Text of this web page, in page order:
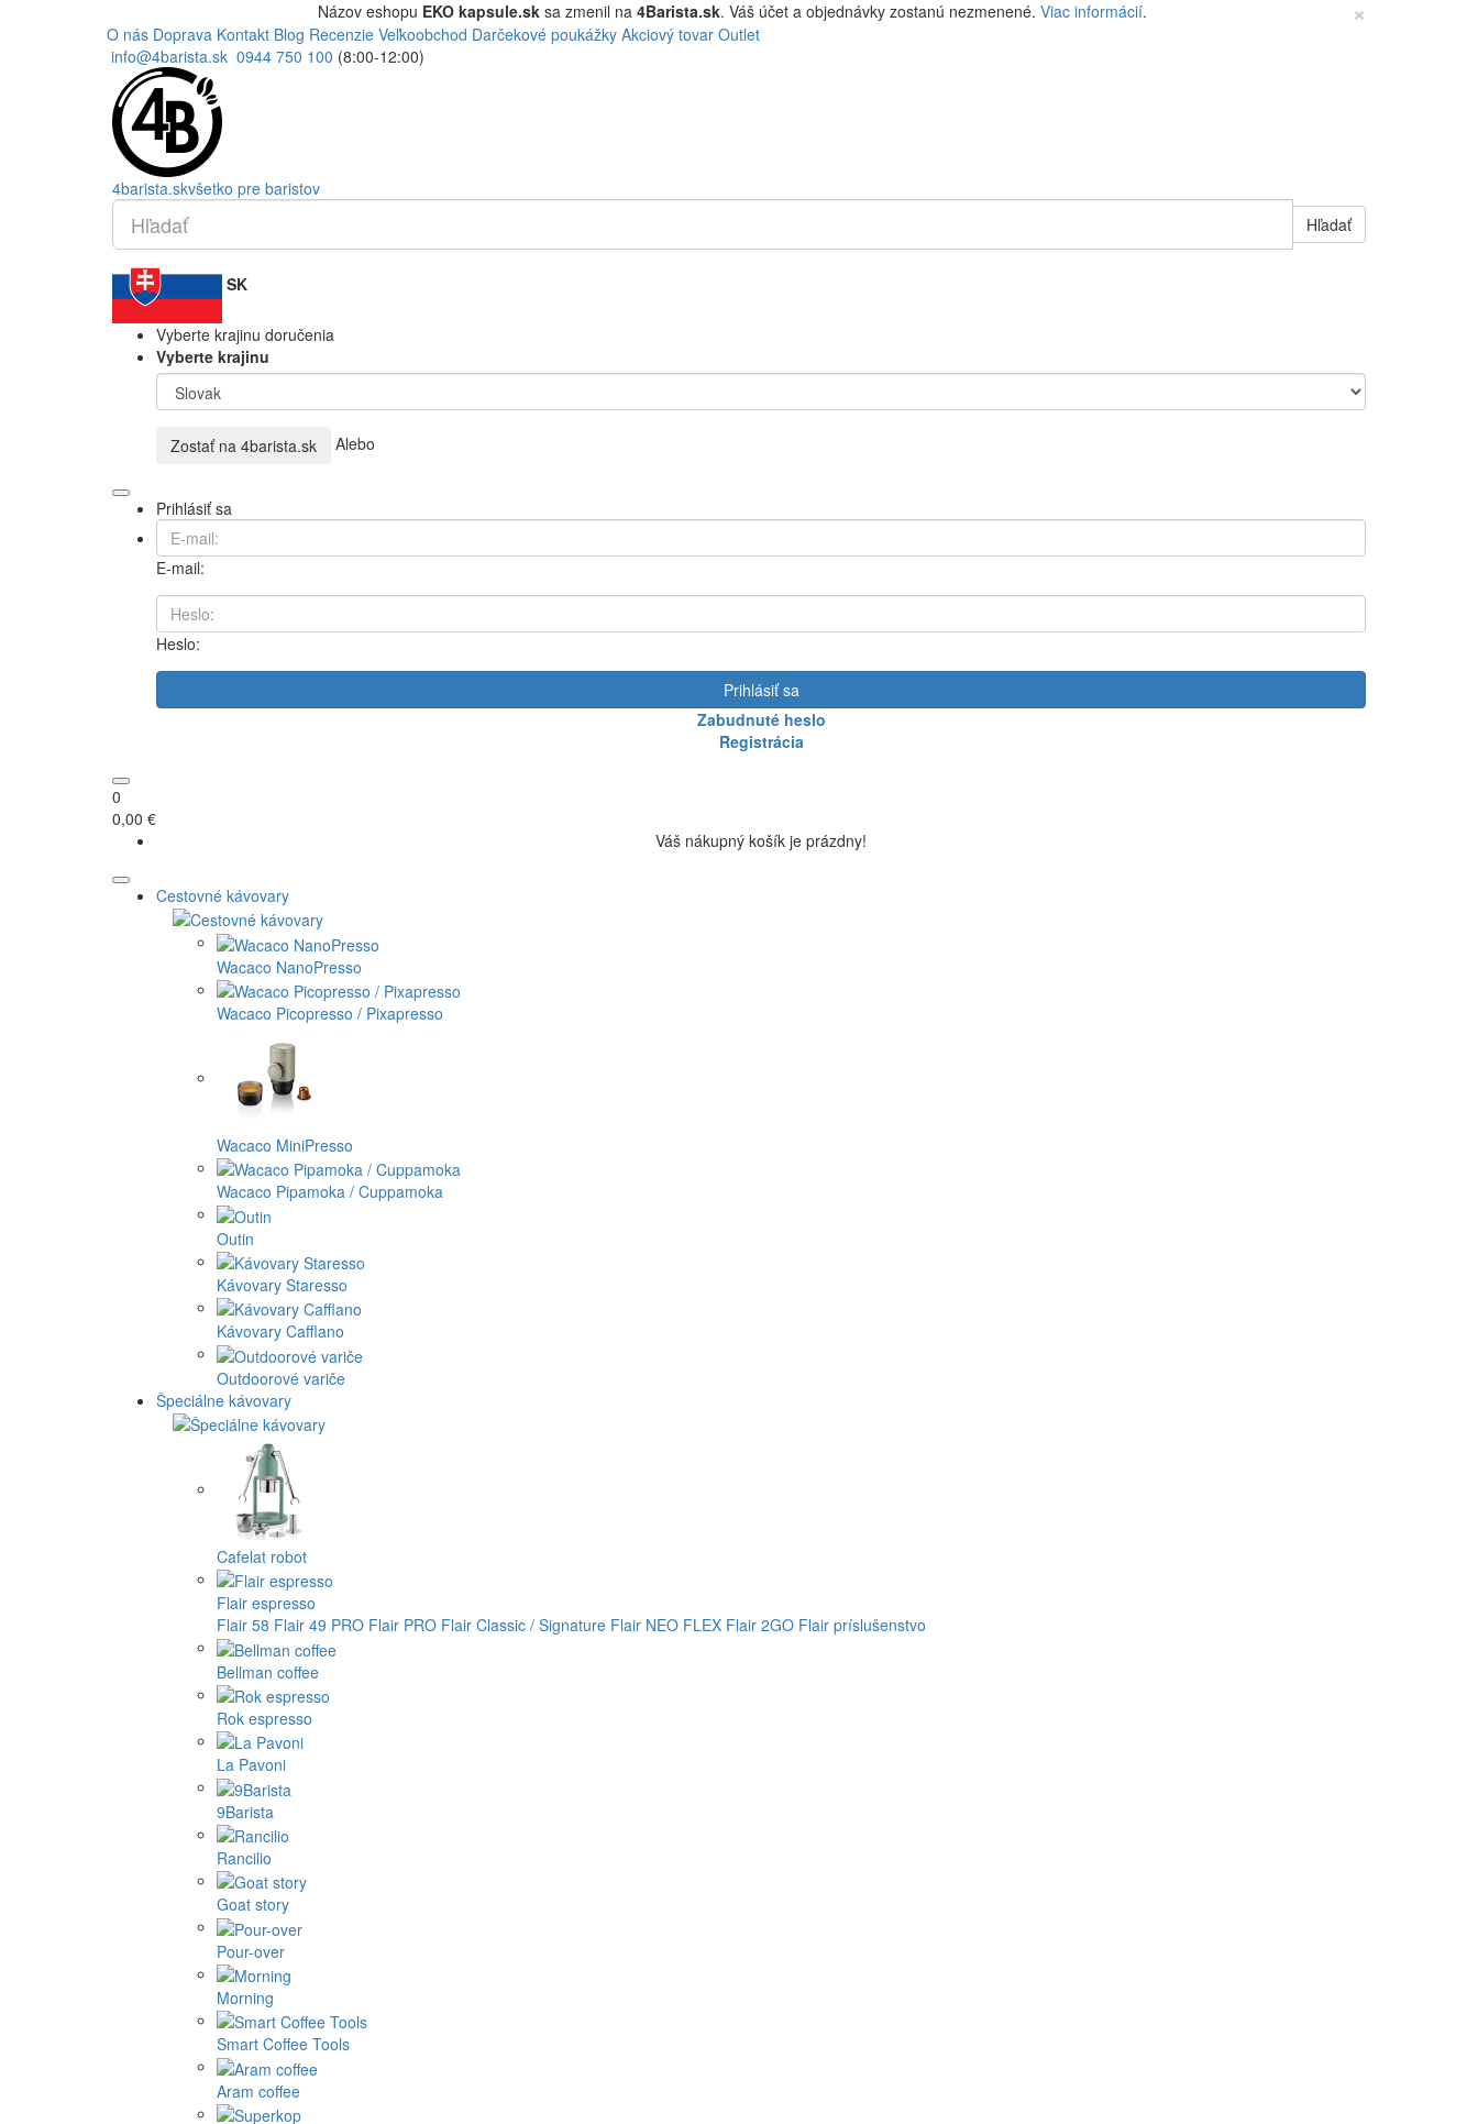
Názov eshopu EKO kapsule.sk sa zmenil na 4Barista.sk. Váš účet a objednávky zostanú nezmenené. Viac informácií. ×
O nás Doprava Kontakt Blog Recenzie Veľkoobchod Darčekové poukážky Akciový tovar Outlet
info@4barista.sk 0944 750 100 (8:00-12:00)
4barista.skvšetko pre baristov
Hľadať
SK
Vyberte krajinu doručenia
Vyberte krajinu
Zostať na 4barista.sk Alebo
Prihlásiť sa
E-mail:
Heslo:
Prihlásiť sa
Zabudnuté heslo
Registrácia
0
0,00 €
Váš nákupný košík je prázdny!
Cestovné kávovary
Wacaco NanoPresso
Wacaco Picopresso / Pixapresso
Wacaco MiniPresso
Wacaco Pipamoka / Cuppamoka
Outin
Kávovary Staresso
Kávovary Cafflano
Outdoorové variče
Špeciálne kávovary
Cafelat robot
Flair espresso
Flair 58 Flair 49 PRO Flair PRO Flair Classic / Signature Flair NEO FLEX Flair 2GO Flair príslušenstvo
Bellman coffee
Rok espresso
La Pavoni
9Barista
Rancilio
Goat story
Pour-over
Morning
Smart Coffee Tools
Aram coffee